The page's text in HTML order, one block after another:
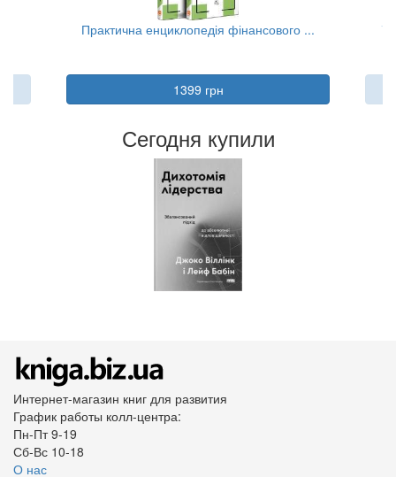
Практична енциклопедія фінансового ...
1399 грн
Сегодня купили
Интернет-магазин книг для развития
График работы колл-центра:
Пн-Пт 9-19
Сб-Вс 10-18
О нас